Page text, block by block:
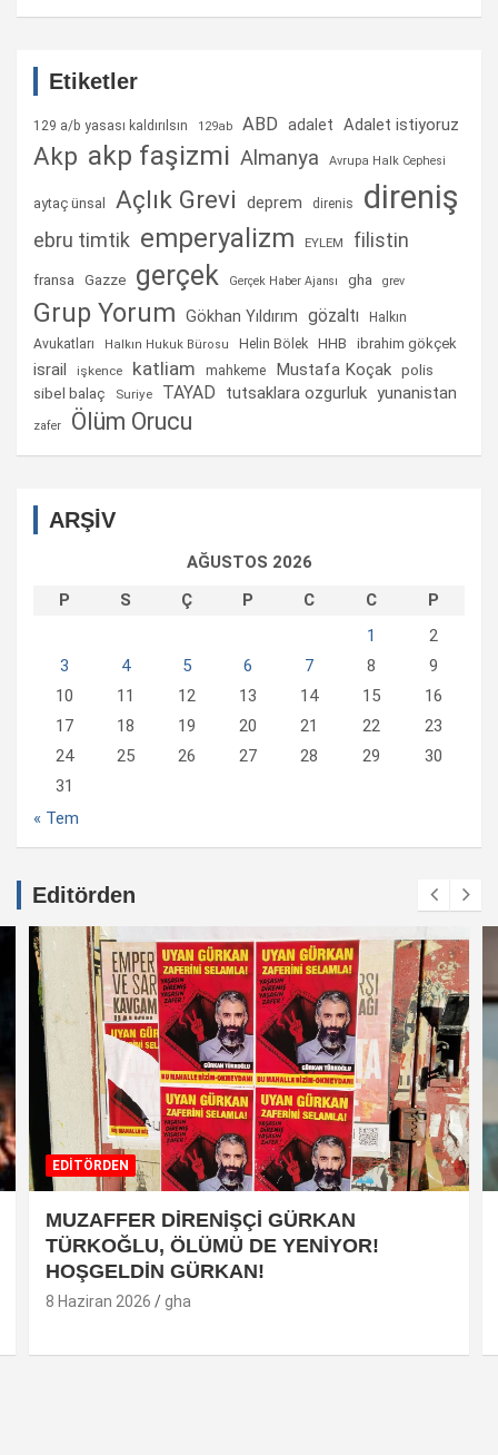
Etiketler
129 a/b yasası kaldırılsın 129ab ABD adalet Adalet istiyoruz
Akp akp faşizmi Almanya Avrupa Halk Cephesi
aytaç ünsal Açlık Grevi deprem direnis direniş
ebru timtik emperyalizm EYLEM filistin
fransa Gazze gerçek Gerçek Haber Ajansı gha grev
Grup Yorum Gökhan Yıldırım gözaltı
Halkın
Avukatları
Halkın Hukuk Bürosu Helin Bölek HHB ibrahim gökçek
israil işkence katliam mahkeme Mustafa Koçak polis
sibel balaç Suriye TAYAD tutsaklara ozgurluk yunanistan
zafer Ölüm Orucu
ARŞİV
AĞUSTOS 2026
P
S Ç P C C
P
1
2
3
4 5 6 7 8
9
10
11 12 13 14 15
16
17
18 19 20 21 22
23
24
25 26 27 28 29
30
31
« Tem
Editörden
EDİTÖRDEN
MUZAFFER DİRENİŞÇİ GÜRKAN
TÜRKOĞLU, ÖLÜMÜ DE YENİYOR!
HOŞGELDİN GÜRKAN!
8 Haziran 2026 gha